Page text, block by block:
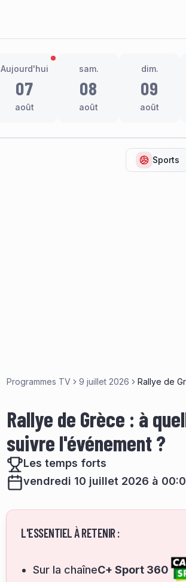
Aujourd'hui
07
août
sam.
08
août
dim.
09
août
Sports
Programmes TV 9 juillet 2026 Rallye de
Rallye de Grèce : à
suivre l'événement ?
Les temps forts
vendredi 10 juillet 2026 à
L'ESSENTIEL À RETENIR :
Sur la chaîneC+ Sport 360